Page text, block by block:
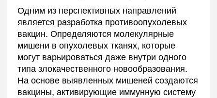
Одним из перспективных направлений
является разработка противоопухолевых
вакцин. Определяются молекулярные
мишени в опухолевых тканях, которые
могут варьироваться даже внутри одного
типа злокачественного новообразования.
На основе выявленных мишеней создаются
вакцины, активирующие иммунную систему